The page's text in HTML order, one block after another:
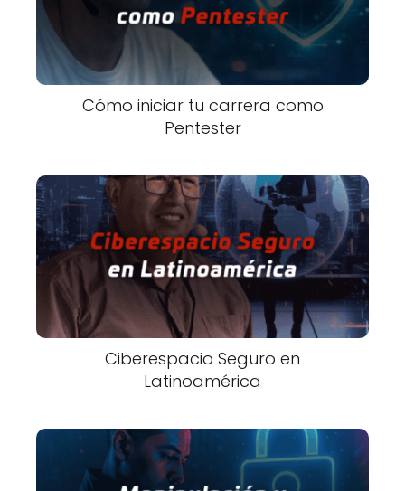
Cómo iniciar tu carrera como
Pentester
Ciberespacio Seguro en
Latinoamérica